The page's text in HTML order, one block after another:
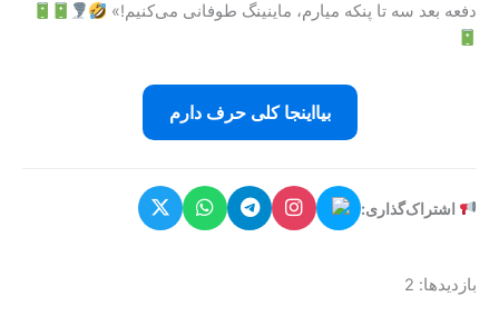
دفعه بعد سه تا پنکه میارم، ماینینگ طوفانی می‌کنیم!»
بیااینجا کلی حرف دارم
اشتراک‌گذاری:
بازدیدها: 2